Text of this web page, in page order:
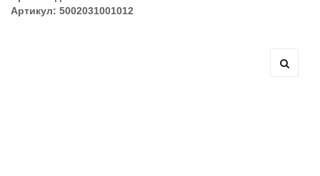
Артикул: 5002031001012